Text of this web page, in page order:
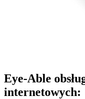
Eye-Able
internetowych: